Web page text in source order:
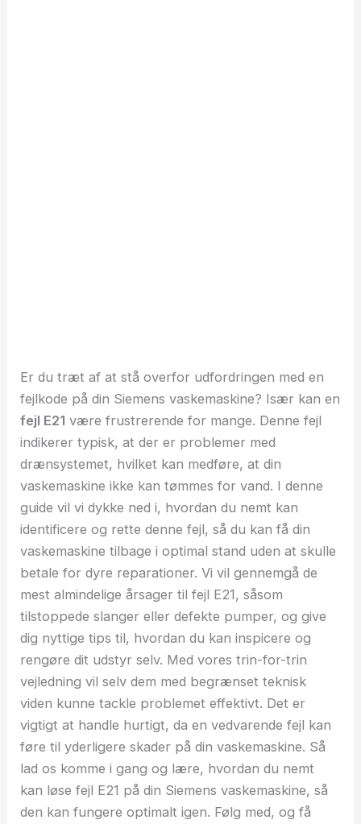
Er du træt af at stå overfor udfordringen med en
fejlkode på din Siemens vaskemaskine? Især kan en
fejl E21 være frustrerende for mange. Denne fejl
indikerer typisk, at der er problemer med
drænsystemet, hvilket kan medføre, at din
vaskemaskine ikke kan tømmes for vand. I denne
guide vil vi dykke ned i, hvordan du nemt kan
identificere og rette denne fejl, så du kan få din
vaskemaskine tilbage i optimal stand uden at skulle
betale for dyre reparationer. Vi vil gennemgå de
mest almindelige årsager til fejl E21, såsom
tilstoppede slanger eller defekte pumper, og give
dig nyttige tips til, hvordan du kan inspicere og
rengøre dit udstyr selv. Med vores trin-for-trin
vejledning vil selv dem med begrænset teknisk
viden kunne tackle problemet effektivt. Det er
vigtigt at handle hurtigt, da en vedvarende fejl kan
føre til yderligere skader på din vaskemaskine. Så
lad os komme i gang og lære, hvordan du nemt
kan løse fejl E21 på din Siemens vaskemaskine, så
den kan fungere optimalt igen. Følg med, og få